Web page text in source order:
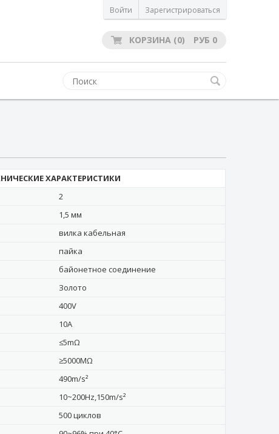
Войти Зарегистрироваться
КОРЗИНА (0) РУБ 0
ХАРАКТЕРИСТИКИ
2
1,5 мм
вилка кабельная
пайка
байонетное соединение
Золото
400V
10A
≤5mΩ
≥5000MΩ
490m/s²
10~200Hz,150m/s²
500 циклов